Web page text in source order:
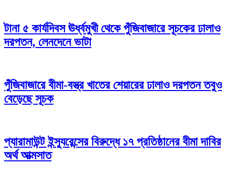
টানা ৫ কার্যদিবস ঊর্ধ্বমুখী থেকে পুঁজিবাজারে সূচকের ঢালাও
দরপতন, লেনদেনে ভাটা
পুঁজিবাজারে বীমা-বস্ত্র খাতের শেয়ারের ঢালাও দরপতন তবুও
বেড়েছে সূচক
প্যারামাউন্ট ইন্স্যুরেন্সের বিরুদ্ধে ১৭ প্রতিষ্ঠানের বীমা দাবির
অর্থ আত্মসাত